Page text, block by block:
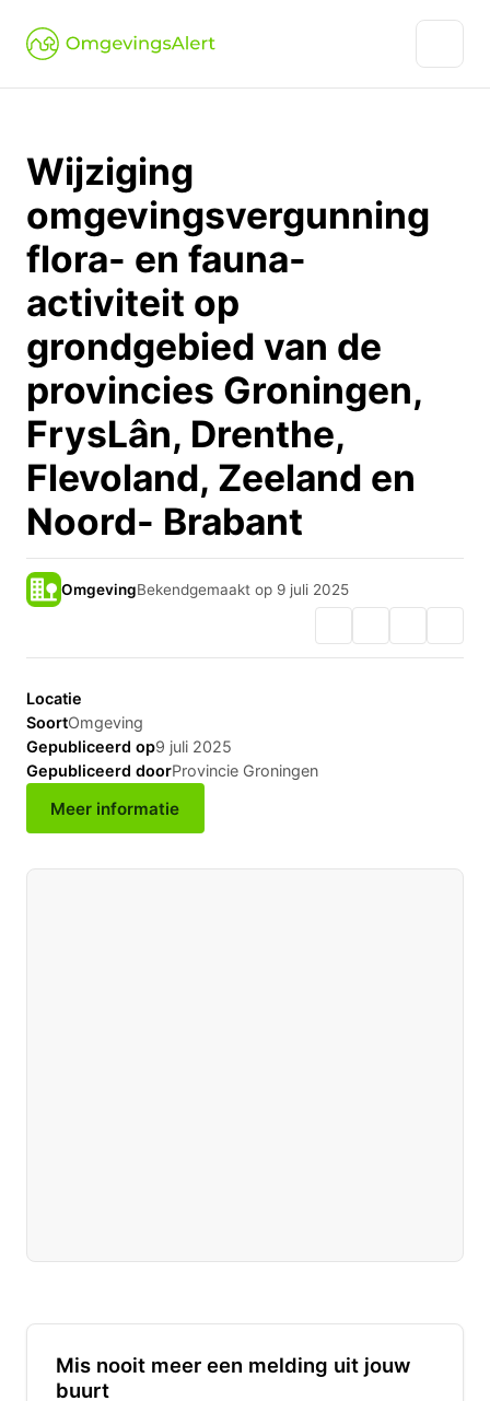
Wijziging
omgevingsvergunning
flora- en fauna-
activiteit op
grondgebied van de
provincies Groningen,
FrysLân, Drenthe,
Flevoland, Zeeland en
Noord- Brabant
OmgevingBekendgemaakt op 9 juli 2025
Locatie
SoortOmgeving
Gepubliceerd op9 juli 2025
Gepubliceerd doorProvincie Groningen
Meer informatie
Mis nooit meer een melding uit jouw
buurt